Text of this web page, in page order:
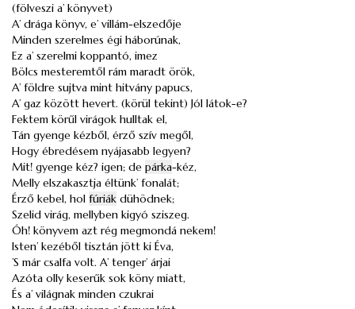
(fölveszi a’ könyvet)
A’ drága könyv, e’ villám-elszedője
Minden szerelmes égi háborúnak,
Ez a’ szerelmi koppantó, imez
Bölcs mesteremtől rám maradt örök,
A’ földre sujtva mint hitvány papucs,
A’ gaz között hevert. (körül tekint) Jól látok-e?
Fektem körűl virágok hulltak el,
Tán gyenge kézből, érző szív megől,
Hogy ébredésem nyájasabb legyen?
Mit! gyenge kéz? igen; de párka-kéz,
Melly elszakasztja éltünk’ fonalát;
Érző kebel, hol fúriák dühödnek;
Szelid virág, mellyben kigyó sziszeg.
Óh! könyvem azt rég megmondá nekem!
Isten’ kezéből tisztán jött ki Éva,
’S már csalfa volt. A’ tenger’ árjai
Azóta olly keserűk sok köny miatt,
És a’ világnak minden czukrai